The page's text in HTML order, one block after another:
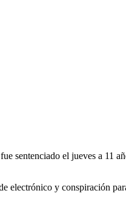
sentenciado el jueves a 11
electrónico y conspiración